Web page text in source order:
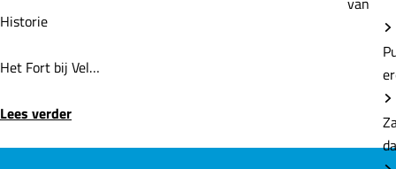
Historie
Het Fort bij Vel…
Lees verder